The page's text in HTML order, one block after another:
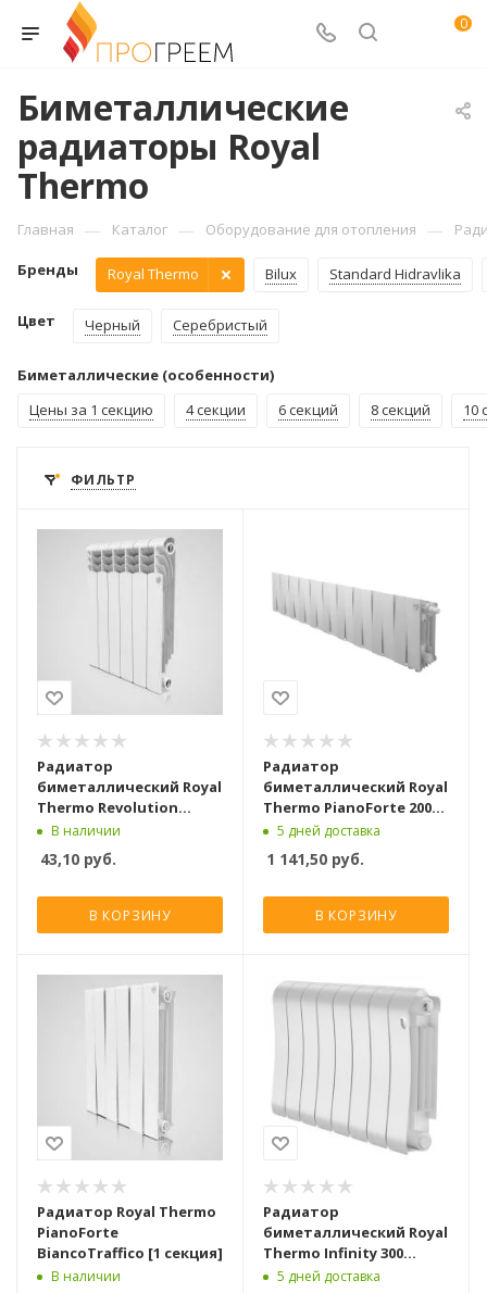
0
Биметаллические
радиаторы Royal
Thermo
Главная — Каталог — Оборудование для отопления —
Бренды Bilux Standard Hidravlika
Royal Thermo
Цвет Черный Серебристый
Биметаллические (особенности)
Цены за 1 секцию
4 секции 6 секций 8 секций 10
ФИЛЬТР
Радиатор
биметаллический Royal
Thermo Revolution
Bimetall 500 [1 секция]
В наличии
43,10 руб.
В КОРЗИНУ
Радиатор
биметаллический Royal
Thermo PianoForte 200
Белый VR80 [20 секций]
5 дней доставка
1 141,50 руб.
В КОРЗИНУ
Радиатор Royal Thermo
PianoForte
BiancoTraffico [1 секция]
В наличии
Радиатор
биметаллический Royal
Thermo Infinity 300
Bianco Traffico [8
5 дней доставка